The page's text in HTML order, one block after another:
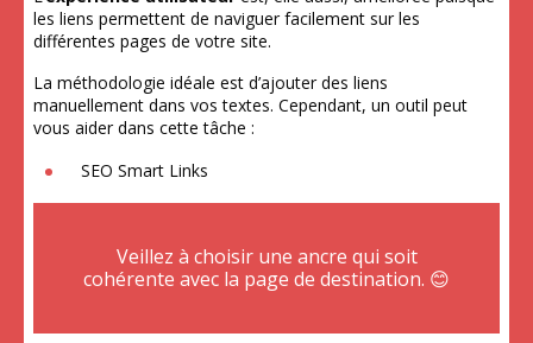
les liens permettent de naviguer facilement sur les
différentes pages de votre site.
La méthodologie idéale est d’ajouter des liens
manuellement dans vos textes. Cependant, un outil peut
vous aider dans cette tâche :
SEO Smart Links
Veillez à choisir une ancre qui soit
cohérente avec la page de destination. 😊